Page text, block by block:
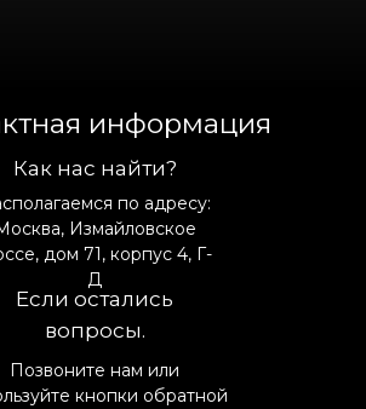
Как нас найти?
Если остались
вопросы.
по адресу:
Измайловское
дом 71, корпус 4, Г-
Д
Позвоните нам или
кнопки обратной
информация